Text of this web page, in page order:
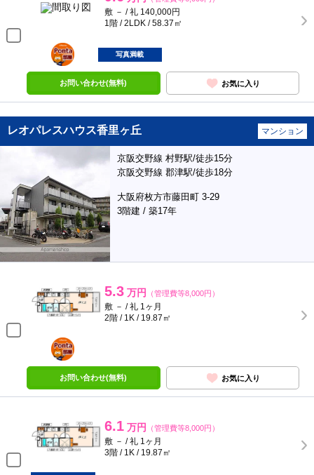
敷 － / 礼 140,000円
1階 / 2LDK / 58.37㎡
ポンタ
部屋
写真満載
お問い合わせ(無料) お気に入り
レオパレスハウス香里ヶ丘 マンション
京阪交野線 村野駅/徒歩15分
京阪交野線 郡津駅/徒歩18分
大阪府枚方市藤田町 3-29
3階建 / 築17年
5.3 万円 （管理費等8,000円）
敷 － / 礼 1ヶ月
2階 / 1K / 19.87㎡
ポンタ
部屋
お問い合わせ(無料) お気に入り
6.1 万円 （管理費等8,000円）
敷 － / 礼 1ヶ月
3階 / 1K / 19.87㎡